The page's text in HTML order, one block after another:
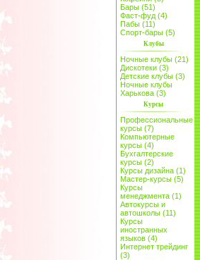
Бары (51)
Фаст-фуд (4)
Пабы (11)
Спорт-бары (5)
Клубы
Ночные клубы (21)
Дискотеки (3)
Детские клубы (3)
Ночные клубы
Харькова (3)
Курсы
Профессиональные
курсы (7)
Компьютерные
курсы (4)
Бухгалтерские
курсы (2)
Курсы дизайна (1)
Мастер-курсы (5)
Курсы
менеджмента (1)
Автокурсы и
автошколы (11)
Курсы
иностранных
языков (4)
Интернет трейдинг
(3)